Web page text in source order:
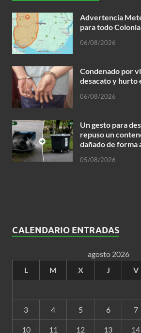
Advertencia
para todo Colonia
06/08/2026
Condenado por
desacato y hurto
06/08/2026
Un gesto para
repuso un
dañado de forma
05/08/2026
CALENDARIO ENTRADAS
agosto 2026
L
M X J V
3 4 5 6 7
10 11 12 13 14